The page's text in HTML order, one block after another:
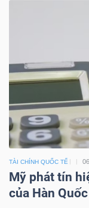
TÀI CHÍNH QUỐC TẾ
Mỹ phát tín
của Hàn Quốc